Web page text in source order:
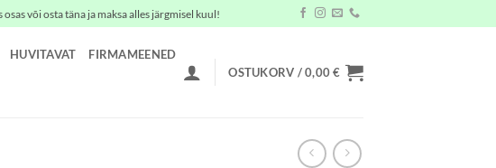
või osta täna ja maksa alles järgmisel kuul!
HUVITAVAT FIRMAMEENED
OSTUKORV /0,00€